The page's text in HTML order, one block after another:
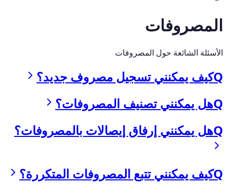
المصروفات
الأسئلة الشائعة حول المصروفات
Qكيف يمكنني تسجيل مصروف جديد؟
Qهل يمكنني تصنيف المصروفات؟
Qهل يمكنني إرفاق إيصالات بالمصروفات؟
Qكيف يمكنني تتبع المصروفات المتكررة؟